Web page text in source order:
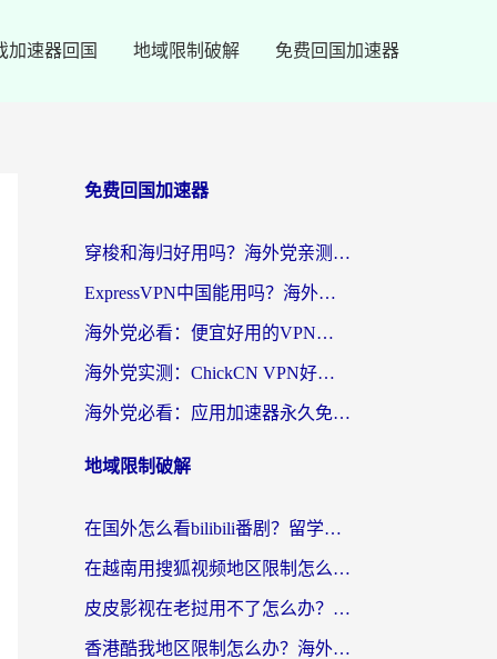
加速器回国 地域限制破解 免费回国加速器
免费回国加速器
穿梭和海归好用吗？海外党亲测：3步选对回国加速器，无缝刷国内剧玩手游
ExpressVPN中国能用吗？海外党翻回国内的加速器选择指南（附番茄加速器实测）
海外党必看：便宜好用的VPN怎么选？3步解决回国访问难题+Steam改区技巧
海外党实测：ChickCN VPN好用吗？和OurPlay VPN对比哪个回国效果更好？附避坑指南
海外党必看：应用加速器永久免费版真的靠谱吗？教你选对回国加速器无缝刷国内资源
地域限制破解
在国外怎么看bilibili番剧？留学生亲测有效的地域限制突破指南（附酷我酷狗音乐解决方法）
在越南用搜狐视频地区限制怎么办？3招解决海外看国内剧难题（附西瓜视频CCTV观看技巧）
皮皮影视在老挝用不了怎么办？3步解决海外看国内影视&财经的痛点
香港酷我地区限制怎么办？海外党亲测有效的回国加速方案来了